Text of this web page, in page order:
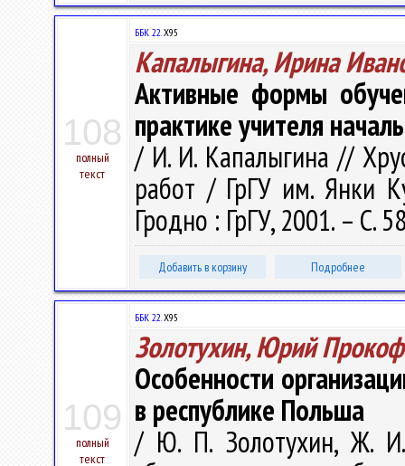
108
полный
текст
ББК 22.Х95
Капалыгина, Ирина
Активные формы
практике учителя
/ И. И. Капалыгина //
работ / ГрГУ им. Янки
Гродно : ГрГУ, 2001. – С.
Добавить в корзину Подробнее
109
полный
текст
ББК 22.Х95
Золотухин, Юрий
Особенности
в республике Польша
/ Ю. П. Золотухин, Ж.